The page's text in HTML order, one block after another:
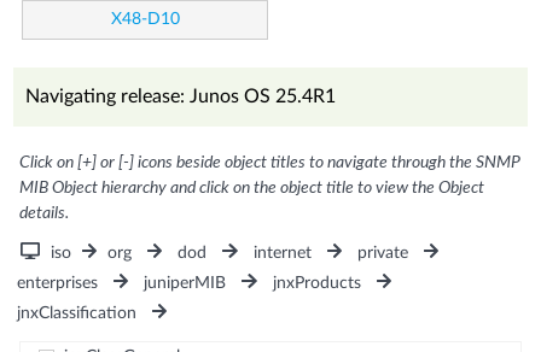
X48-D10
Navigating release: Junos OS 25.4R1
Click on [+] or [-] icons beside object titles to navigate through the SNMP
MIB Object hierarchy and click on the object title to view the Object
details.
iso org dod internet
private
enterprises
juniperMIB
jnxProducts
jnxClassification